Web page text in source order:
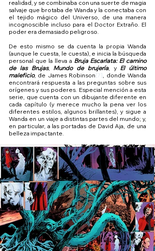
realidad, y se combinaba con una suerte de magia
salvaje que brotaba de Wanda y la conectaba con
el tejido mágico del Universo, de una manera
incognoscible incluso para el Doctor Extraño. El
poder era demasiado peligroso.
De esto mismo se da cuenta la propia Wanda
(aunque le cuesta, le cuesta), e inicia la búsqueda
personal que la lleva a Bruja Escarlata: El camino
de las Brujas, Mundo de brujería, y El último
maleficio, de James Robinson[7] , donde Wanda
encontrará respuesta a las preguntas sobre sus
orígenes y sus poderes. Especial mención a esta
serie, que cuenta con un dibujante diferente en
cada capítulo (y merece mucho la pena ver los
diferentes estilos, algunos brillantes), y sigue a
Wanda en un viaje a distintas partes del mundo; y,
en particular, a las portadas de David Aja, de una
belleza impactante.